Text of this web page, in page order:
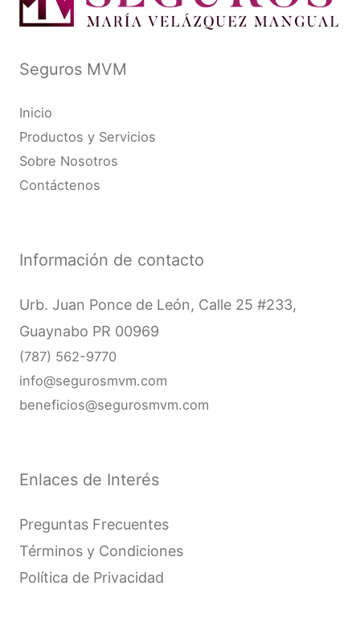
Seguros MVM
Inicio
Productos y Servicios
Sobre Nosotros
Contáctenos
Información de contacto
Urb. Juan Ponce de León, Calle 25 #233,
Guaynabo PR 00969
(787) 562-9770
info@segurosmvm.com
beneficios@segurosmvm.com
Enlaces de Interés
Preguntas Frecuentes
Términos y Condiciones
Política de Privacidad